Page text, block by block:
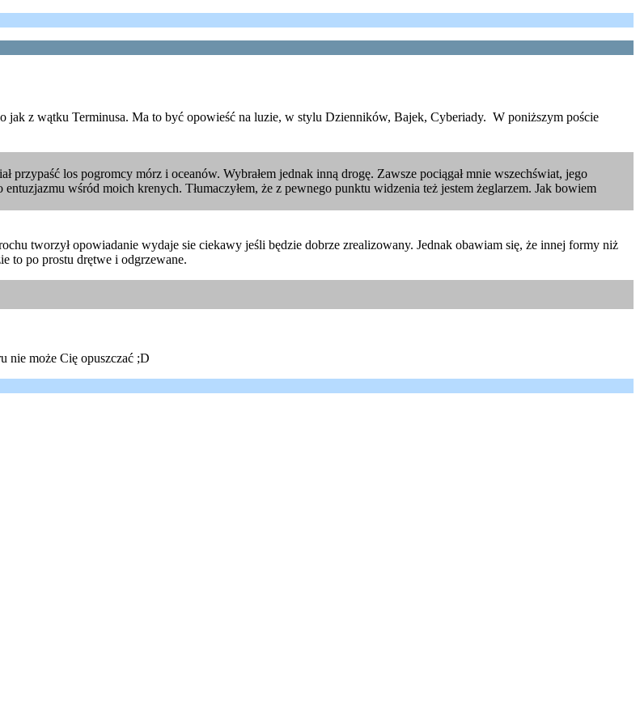
z wątku Terminusa. Ma to być opowieść na luzie, w stylu Dzienników, Bajek, Cyberiady. W poniższym poście
los pogromcy mórz i oceanów. Wybrałem jednak inną drogę. Zawsze pociągał mnie wszechświat, jego
wśród moich krenych. Tłumaczyłem, że z pewnego punktu widzenia też jestem żeglarzem. Jak bowiem
tworzył opowiadanie wydaje sie ciekawy jeśli będzie dobrze zrealizowany. Jednak obawiam się, że innej formy niż
to po prostu drętwe i odgrzewane.
nie może Cię opuszczać ;D